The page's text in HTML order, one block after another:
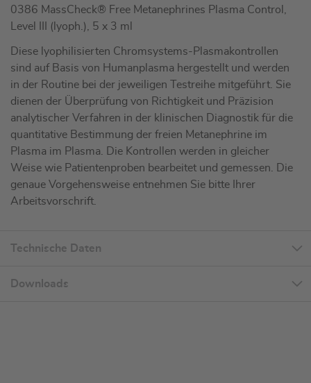
0386 MassCheck® Free Metanephrines Plasma Control,
Level III (lyoph.), 5 x 3 ml
Diese lyophilisierten Chromsystems-Plasmakontrollen
sind auf Basis von Humanplasma hergestellt und werden
in der Routine bei der jeweiligen Testreihe mitgeführt. Sie
dienen der Überprüfung von Richtigkeit und Präzision
analytischer Verfahren in der klinischen Diagnostik für die
quantitative Bestimmung der freien Metanephrine im
Plasma im Plasma. Die Kontrollen werden in gleicher
Weise wie Patientenproben bearbeitet und gemessen. Die
genaue Vorgehensweise entnehmen Sie bitte Ihrer
Arbeitsvorschrift.
Technische Daten
Downloads